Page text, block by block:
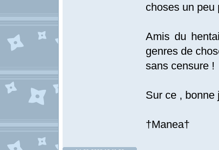
choses un peu
Amis du
genres de
sans censure !
Sur ce , bonne
†Manea†